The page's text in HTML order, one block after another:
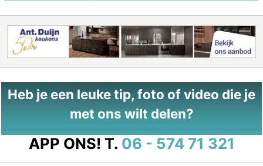
Heb je een leuke tip, foto of video die je
met ons wilt delen?
APP ONS! T. 06 - 574 71 321